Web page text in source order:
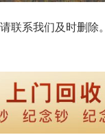
联系我们及时删除。